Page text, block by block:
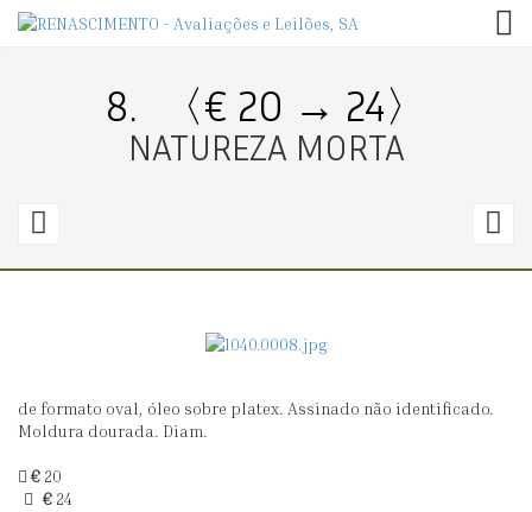
8. 〈€ 20 → 24〉
NATUREZA MORTA
〈€
NATUREZAS-
de formato oval, óleo sobre platex. Assinado não identificado.
Moldura dourada. Diam.
€ 20
€ 24